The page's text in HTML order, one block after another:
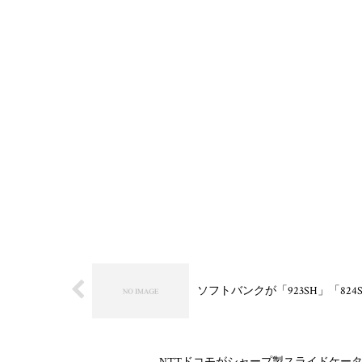
ソフトバンクが「923SH」「